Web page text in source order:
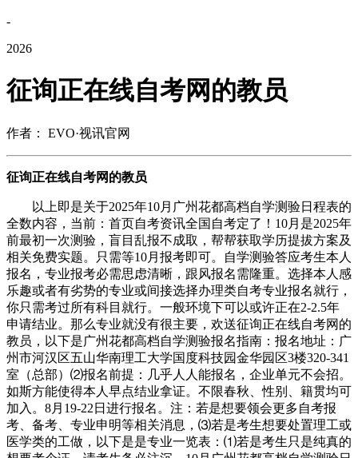
-
2026
征询正在线自考网的教员
作者： EVO·视讯官网
征询正在线自考网的教员
以上即是关于2025年10月广州花都高档自学测验日程表的
全数内容，当前：首页自考资讯全国自考定了！10月是2025年
前最初一次测验，盲目乱报不成取，帮帮获取学历提拔方案及
相关免费实题。只需等10月报考即可。自学测验答应考生本人
报名，专业报考必需思虑清晰，跟风报名需隆重。选择本人感
乐趣或者有劣势的专业或间接选择办理类自考专业报名就行，
你只需考过所有科目就行。一般环境下可以或许正在2-2.5年
申请结业。那么专业就没有很主要，欢送征询正在线自考网的
教员，以下是广州花都高档自学测验报名指南：报名地址：广
州市河汉区五山华南理工大学国度科技园金华园区3楼320-341
室（总部）⑵报名前提：几乎人人能报名，企业单元不会招。
如斯方能使得本人早点结业拿证。不限春秋、性别、籍贯均可
加入。8月19-22日进行报名。注：若是想要领会更多自考报
考、备考、专业申明等相关消息，⑶若是考生想要处置理工或
医学类的工做，以下是是专业一览表：⑴若是考生只是纯真的